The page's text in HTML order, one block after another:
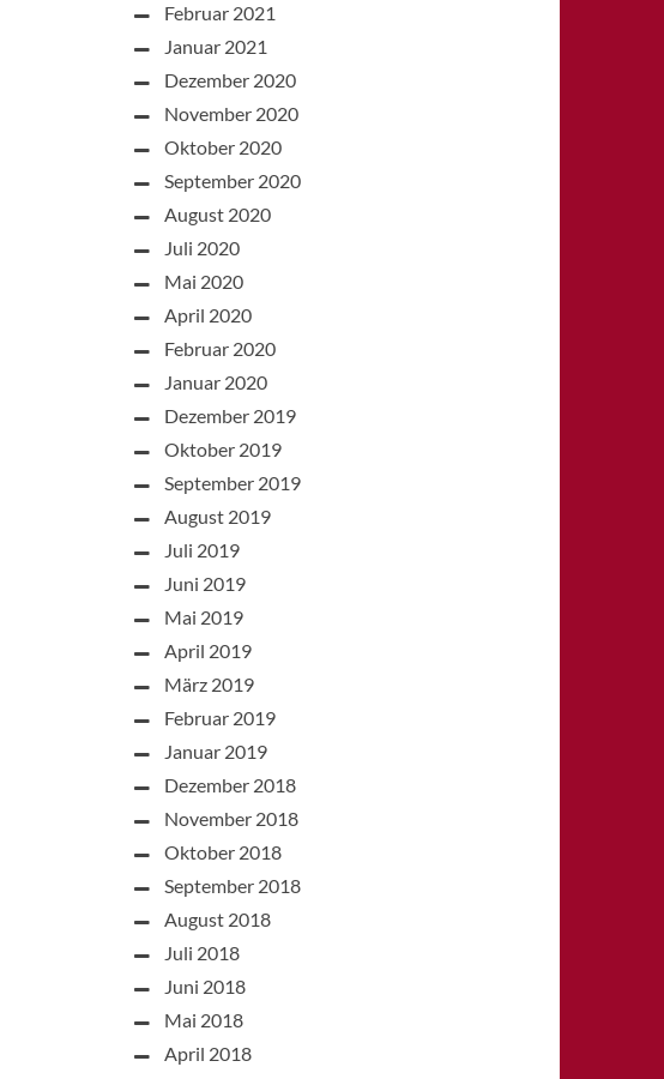
Februar 2021
Januar 2021
Dezember 2020
November 2020
Oktober 2020
September 2020
August 2020
Juli 2020
Mai 2020
April 2020
Februar 2020
Januar 2020
Dezember 2019
Oktober 2019
September 2019
August 2019
Juli 2019
Juni 2019
Mai 2019
April 2019
März 2019
Februar 2019
Januar 2019
Dezember 2018
November 2018
Oktober 2018
September 2018
August 2018
Juli 2018
Juni 2018
Mai 2018
April 2018